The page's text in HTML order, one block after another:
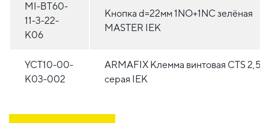
MI-BT60-
11-3-22-
K06
Кнопка d=22мм 1NO+1NC зелёная
MASTER IEK
YCT10-00-
K03-002
ARMAFIX Клемма винтовая CTS
серая IEK